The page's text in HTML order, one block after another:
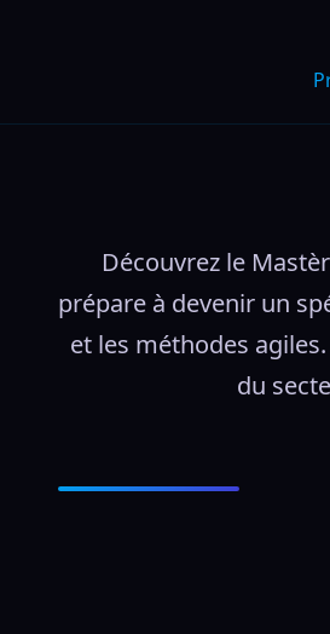
Découvrez le
prépare à devenir un
et les méthodes
du